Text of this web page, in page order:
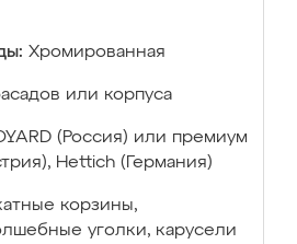
Хромированная
или корпуса
(Россия) или премиум
Hettich (Германия)
корзины,
уголки, карусели